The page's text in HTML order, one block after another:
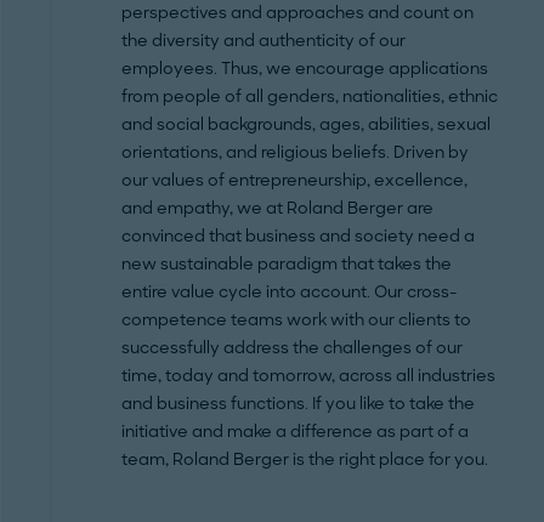
perspectives and approaches and count on
the diversity and authenticity of our
employees. Thus, we encourage applications
from people of all genders, nationalities, ethnic
and social backgrounds, ages, abilities, sexual
orientations, and religious beliefs. Driven by
our values of entrepreneurship, excellence,
and empathy, we at Roland Berger are
convinced that business and society need a
new sustainable paradigm that takes the
entire value cycle into account. Our cross-
competence teams work with our clients to
successfully address the challenges of our
time, today and tomorrow, across all industries
and business functions. If you like to take the
initiative and make a difference as part of a
team, Roland Berger is the right place for you.